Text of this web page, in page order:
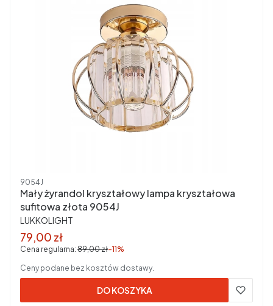
Kod produktu
9054J
Mały żyrandol kryształowy lampa kryształowa
sufitowa złota 9054J
PRODUCENT
LUKKOLIGHT
Cena promocyjna brutto
79,00 zł
Cena regularna: 89,00 zł-11%
Ceny podane bez kosztów dostawy.
DO KOSZYKA